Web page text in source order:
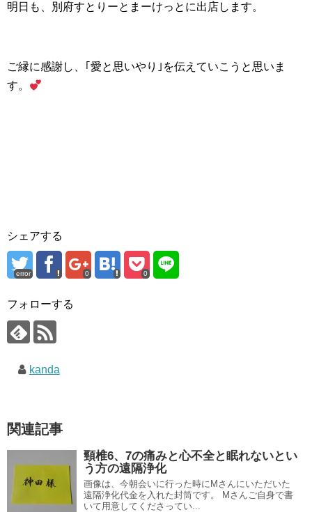
明日も、別府すとりーとまーけっとに出店します。
ご縁に感謝し、｢愛と思いやり｣を伝えていこうと思いま
す。
シェアする
error 0 0
フォローする
kanda
関連記事
頸椎6、7の痛みと心不全と眠れないとい
う方の遠隔浄化
画像は、今朝会いに行った時にMさんにいただいた
遠隔浄化代金を入れた封筒です。 Mさんご自身で書
いて用意してくださってい...